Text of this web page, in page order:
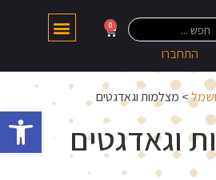
התחברו
0
> מצלמות וגאדגטים
וגאדגטים